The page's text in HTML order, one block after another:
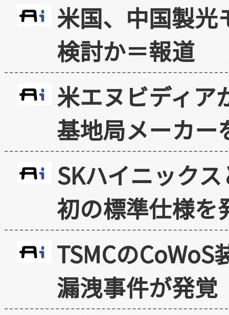
米国、中国製光
検討か＝報道
米エヌビディア
基地局メーカー
SKハイニック
初の標準仕様を
TSMCの
漏洩事件が発覚